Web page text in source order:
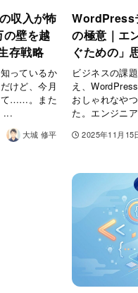
収入が怖
の壁を越
存戦略
っているか
けど、今月
て……。また
...
大城 修平
WordPress
の極意｜エ
ぐための」
ビジネスの課
え、
おしゃれなや
た。エンジニ
2025年11月15